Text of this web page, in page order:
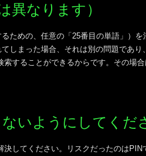
異なります）
ための、任意の「25番目の単語」）
しまった場合、それは別の問題であ
することができるからです。その場合
いようにしてくだ
してください。リスクだったのは